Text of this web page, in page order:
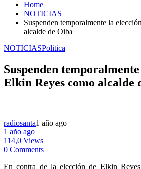
Home
NOTICIAS
Suspenden temporalmente la
alcalde de Oiba
NOTICIASPolitica
Suspenden
Elkin Reyes como alcalde
radiosanta1 año ago
1 año ago
114,0 Views
0 Comments
En contra de la elección de Elkin